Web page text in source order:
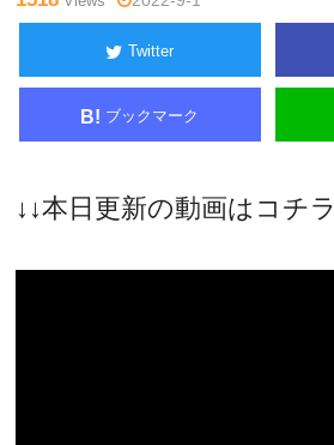
Twitter
B! ブックマーク
↓↓本日更新の動画はコチラ